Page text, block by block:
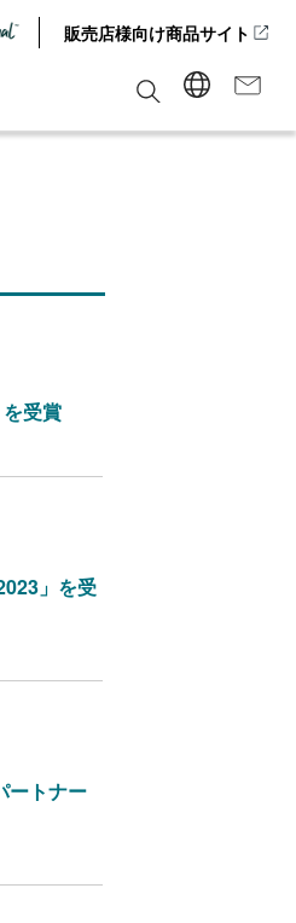
販売店様向け商品サイト
受賞
」を受
ートナー